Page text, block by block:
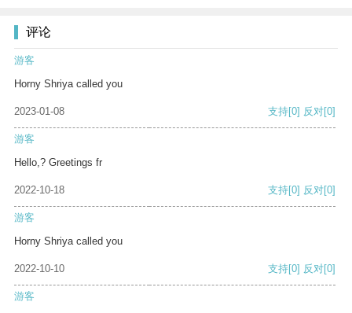
评论
游客
Horny Shriya called you
2023-01-08 支持[0] 反对[0]
游客
Hello,? Greetings fr
2022-10-18 支持[0] 反对[0]
游客
Horny Shriya called you
2022-10-10 支持[0] 反对[0]
游客